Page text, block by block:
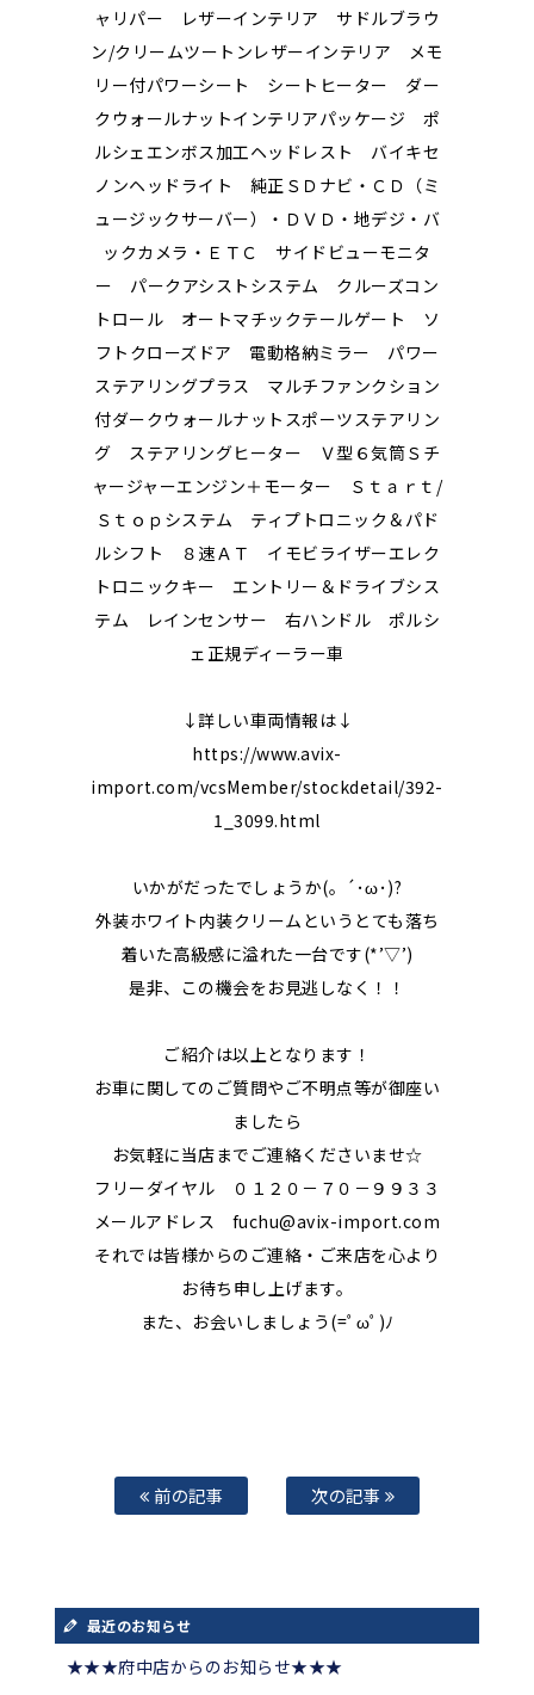
ャリパー レザーインテリア サドルブラウ
ン/クリームツートンレザーインテリア メモ
リー付パワーシート シートヒーター ダー
クウォールナットインテリアパッケージ ポ
ルシェエンボス加工ヘッドレスト バイキセ
ノンヘッドライト 純正ＳＤナビ・ＣＤ（ミ
ュージックサーバー）・ＤＶＤ・地デジ・バ
ックカメラ・ＥＴＣ サイドビューモニタ
ー パークアシストシステム クルーズコン
トロール オートマチックテールゲート ソ
フトクローズドア 電動格納ミラー パワー
ステアリングプラス マルチファンクション
付ダークウォールナットスポーツステアリン
グ ステアリングヒーター Ｖ型６気筒Ｓチ
ャージャーエンジン＋モーター Ｓｔａｒｔ/
Ｓｔｏｐシステム ティプトロニック＆パド
ルシフト ８速ＡＴ イモビライザーエレク
トロニックキー エントリー＆ドライブシス
テム レインセンサー 右ハンドル ポルシ
ェ正規ディーラー車
↓詳しい車両情報は↓
https://www.avix-
import.com/vcsMember/stockdetail/392-
1_3099.html
いかがだったでしょうか(。´･ω･)?
外装ホワイト内装クリームというとても落ち
着いた高級感に溢れた一台です(*’▽’)
是非、この機会をお見逃しなく！！
ご紹介は以上となります！
お車に関してのご質問やご不明点等が御座い
ましたら
お気軽に当店までご連絡くださいませ☆
フリーダイヤル ０１２０－７０－９９３３
メールアドレス fuchu@avix-import.com
それでは皆様からのご連絡・ご来店を心より
お待ち申し上げます。
また、お会いしましょう(=ﾟωﾟ)ﾉ
前の記事 次の記事
最近のお知らせ
★★★府中店からのお知らせ★★★